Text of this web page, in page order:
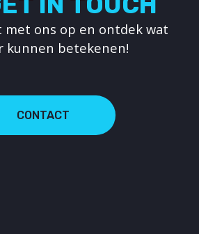
met ons op en ontdek wat
kunnen betekenen!
CONTACT